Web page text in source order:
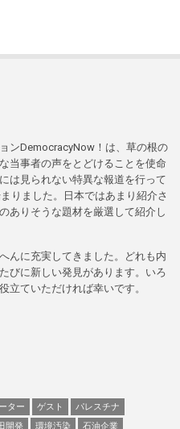
ンDemocracyNow！は、草の根の
当事者の声をとどけることを使命
は見られない特異な報道を行って
りました。日本ではあまり紹介さ
ありそうな題材を厳選して紹介し
んに充実してきました。どれも内
びに新しい発見があります。いろ
立ていただければ幸いです。
ター ゲスト
パレスチナ
開発 環境汚染 石油企業